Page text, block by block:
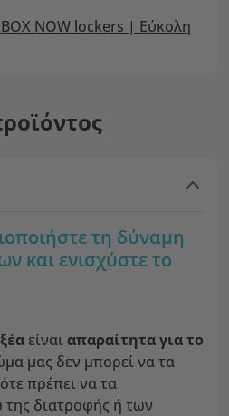
NOW lockers | Εύκολη
τη δύναμη
και ενισχύστε το
είναι απαραίτητα για το
μας δεν μπορεί να τα
πρέπει να τα
διατροφής ή των